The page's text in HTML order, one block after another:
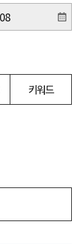
키워드